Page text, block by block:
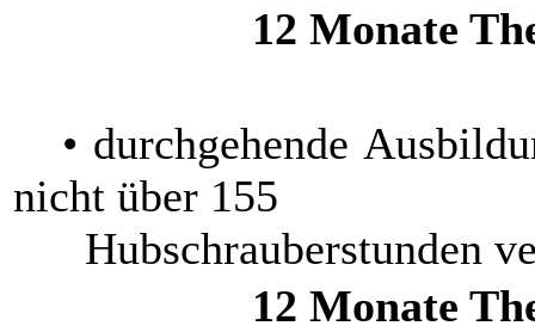
12 Monate
• durchgehende
nicht über 155
Hubschrauberstunden
12 Monate